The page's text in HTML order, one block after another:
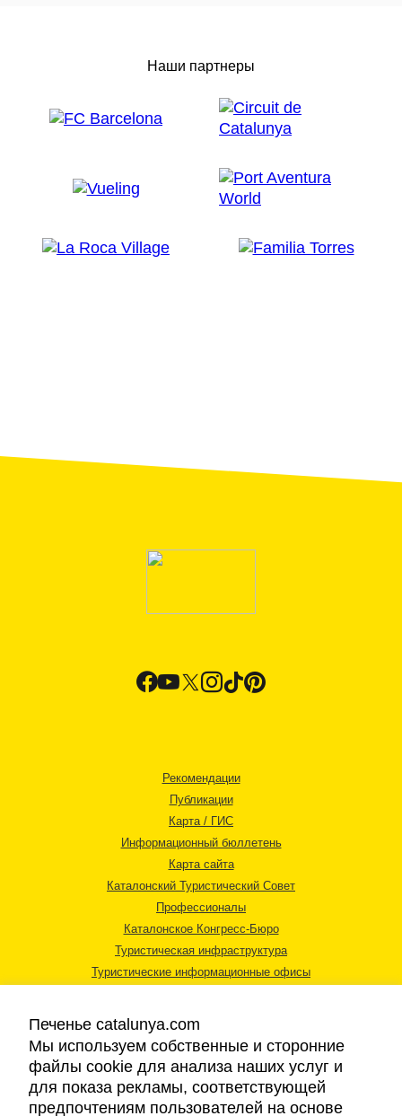
Наши партнеры
Рекомендации
Публикации
Карта / ГИС
Информационный бюллетень
Карта сайта
Каталонский Туристический Совет
Профессионалы
Каталонское Конгресс-Бюро
Туристическая инфраструктура
Туристические информационные офисы
Правовая информация
Печенье catalunya.com
Мы используем собственные и сторонние
файлы cookie для анализа наших услуг и
для показа рекламы, соответствующей
предпочтениям пользователей на основе